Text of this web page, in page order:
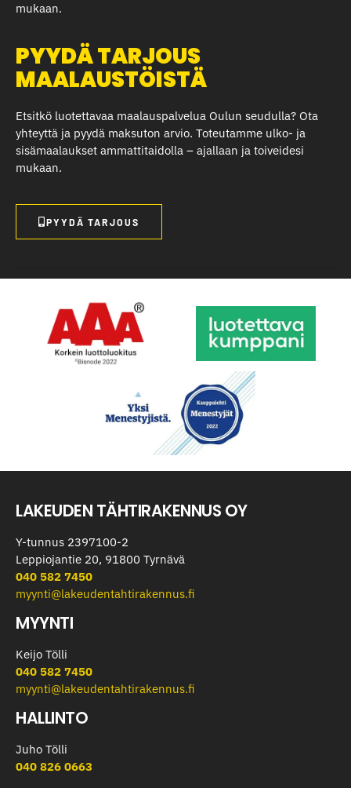
mukaan.
PYYDÄ TARJOUS
MAALAUSTÖISTÄ
Etsitkö luotettavaa maalauspalvelua Oulun seudulla? Ota
yhteyttä ja pyydä maksuton arvio. Toteutamme ulko- ja
sisämaalaukset ammattitaidolla – ajallaan ja toiveidesi
mukaan.
PYYDÄ TARJOUS
LAKEUDEN TÄHTIRAKENNUS OY
Y-tunnus 2397100-2
Leppiojantie 20, 91800 Tyrnävä
040 582 7450
myynti@lakeudentahtirakennus.fi
MYYNTI
Keijo Tölli
040 582 7450
myynti@lakeudentahtirakennus.fi
HALLINTO
Juho Tölli
040 826 0663